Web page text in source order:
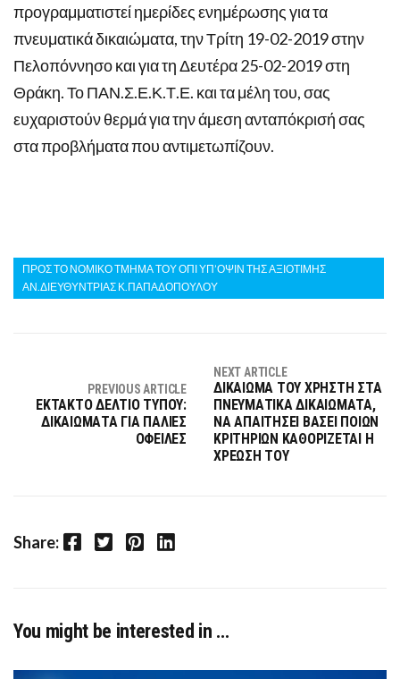
προγραμματιστεί ημερίδες ενημέρωσης για τα
πνευματικά δικαιώματα, την Τρίτη 19-02-2019 στην
Πελοπόννησο και για τη Δευτέρα 25-02-2019 στη
Θράκη. Το ΠΑΝ.Σ.Ε.Κ.Τ.Ε. και τα μέλη του, σας
ευχαριστούν θερμά για την άμεση ανταπόκρισή σας
στα προβλήματα που αντιμετωπίζουν.
ΠΡΟΣ ΤΟ ΝΟΜΙΚΟ ΤΜΗΜΑ ΤΟΥ ΟΠΙ ΥΠ’ΟΨΙΝ ΤΗΣ ΑΞΙΟΤΙΜΗΣ
ΑΝ.ΔΙΕΥΘΥΝΤΡΙΑΣ Κ.ΠΑΠΑΔΟΠΟΥΛΟΥ
PREVIOUS ARTICLE
ΕΚΤΑΚΤΟ ΔΕΛΤΙΟ ΤΥΠΟΥ:
ΔΙΚΑΙΩΜΑΤΑ ΓΙΑ ΠΑΛΙΕΣ
ΟΦΕΙΛΕΣ
NEXT ARTICLE
ΔΙΚΑΙΩΜΑ ΤΟΥ ΧΡΗΣΤΗ ΣΤΑ
ΠΝΕΥΜΑΤΙΚΑ ΔΙΚΑΙΩΜΑΤΑ,
ΝΑ ΑΠΑΙΤΗΣΕΙ ΒΑΣΕΙ ΠΟΙΩΝ
ΚΡΙΤΗΡΙΩΝ ΚΑΘΟΡΙΖΕΤΑΙ Η
ΧΡΕΩΣΗ ΤΟΥ
Share: Facebook Twitter Pinterest LinkedIn
You might be interested in …